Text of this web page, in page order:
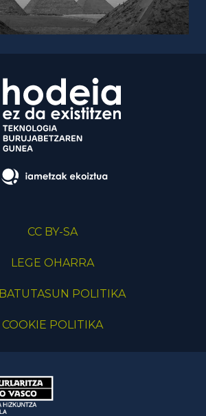
CC BY-SA
LEGE OHARRA
POLITIKA
COOKIE POLITIKA